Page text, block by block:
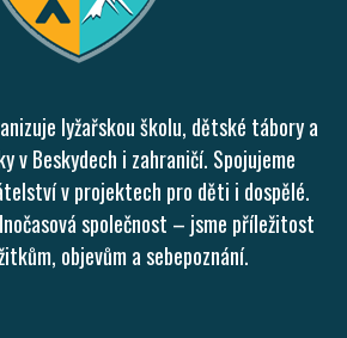
lyžařskou školu, dětské tábory a
v Beskydech i zahraničí. Spojujeme
v projektech pro děti i dospělé.
společnost – jsme příležitost
objevům a sebepoznání.